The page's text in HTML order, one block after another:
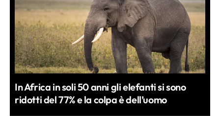
In Africa in soli 50 anni gli elefanti si sono
ridotti del 77% e la colpa è dell’uomo